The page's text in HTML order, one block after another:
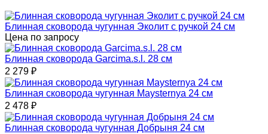
Блинная сковорода чугунная Эколит с ручкой 24 см
Цена по запросу
Блинная сковорода Garcima.s.l. 28 см
2 279 ₽
Блинная сковорода чугунная Maysternya 24 см
2 478 ₽
Блинная сковорода чугунная Добрыня 24 см